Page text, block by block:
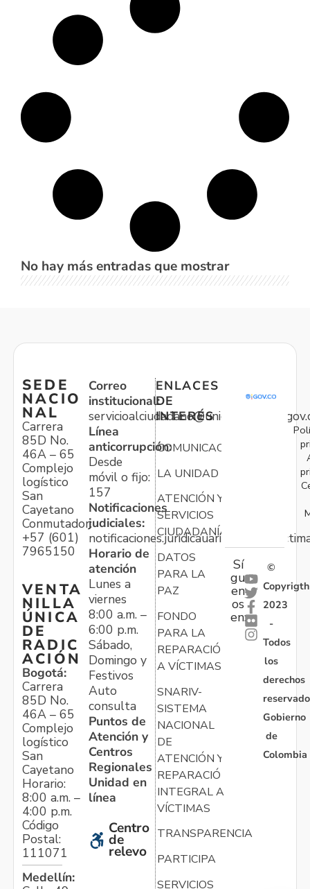
No hay más entradas que mostrar
SEDE
NACIO
NAL
Carrera
85D No.
46A – 65
Complejo
logístico
San
Cayetano
Conmutador:
+57 (601)
7965150
VENTA
NILLA
ÚNICA
DE
RADIC
ACIÓN
Bogotá:
Carrera
85D No.
46A – 65
Complejo
logístico
San
Cayetano
Horario:
8:00 a.m. –
4:00 p.m.
Código
Postal:
111071
Medellín:
Correo
institucional:
Línea
anticorrupción:
Desde
móvil o fijo:
157
Notificaciones
judiciales:
Horario de
atención
Lunes a
viernes
8:00 a.m. –
6:00 p.m.
Sábado,
Domingo y
Festivos
Auto
consulta
Puntos de
Atención y
Centros
Regionales
Unidad en
línea
Centro
de
relevo
ENLACES
DE
INTERÉS
COMUNICACIONES
LA UNIDAD
ATENCIÓN Y
SERVICIOS
CIUDADANÍA
DATOS
PARA LA
PAZ
FONDO
PARA LA
REPARACIÓN
A VÍCTIMAS
SNARIV-
SISTEMA
NACIONAL
DE
ATENCIÓN Y
REPARACIÓN
INTEGRAL A
VÍCTIMAS
TRANSPARENCIA
PARTICIPA
SERVICIOS
Sí
gu
en
os
en:
©
Copyrigth
2023
-
Todos
los
derechos
Gobierno
de
Colombia